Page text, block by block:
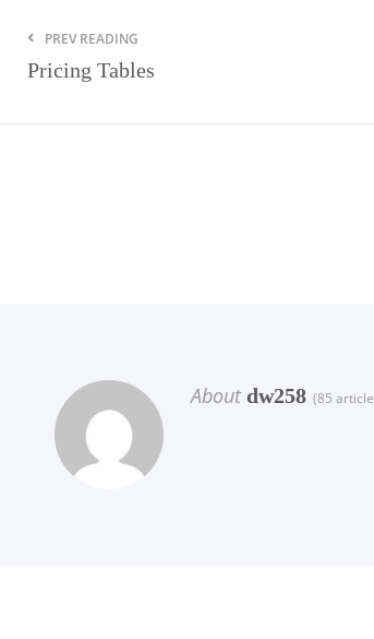
PREV READING
Pricing Tables
Aboutdw258 (85